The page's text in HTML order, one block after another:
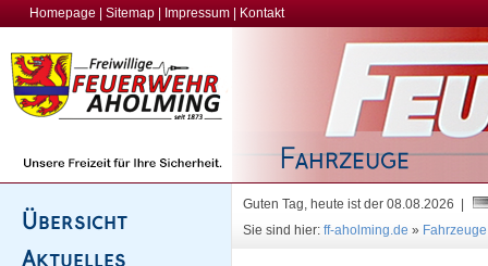
Homepage Sitemap Impressum Kontakt
Guten Tag, heute ist der 08.08.2026 |
Sie sind hier: ff-aholming.de » Fahrzeuge